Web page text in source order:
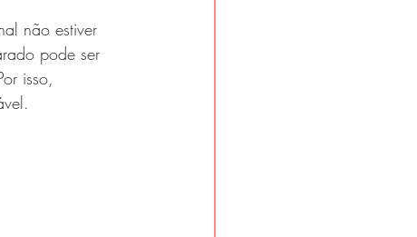
não estiver
pode ser
isso,